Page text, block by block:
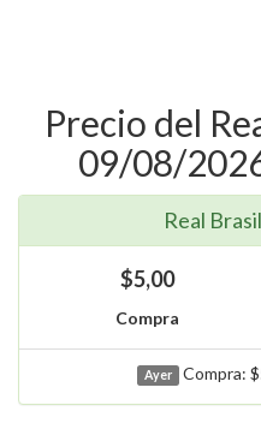
Precio del
09/08/
Real
$5,00
Compra
Ayer Compra: